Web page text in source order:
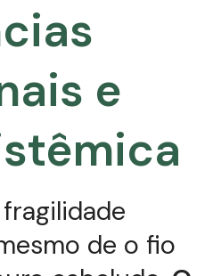
e
de o fio